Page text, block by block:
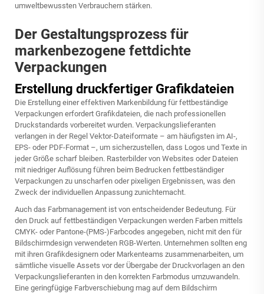
umweltbewussten Verbrauchern stärken.
Der Gestaltungsprozess für
markenbezogene fettdichte
Verpackungen
Erstellung druckfertiger Grafikdateien
Die Erstellung einer effektiven Markenbildung für fettbeständige
Verpackungen erfordert Grafikdateien, die nach professionellen
Druckstandards vorbereitet wurden. Verpackungslieferanten
verlangen in der Regel Vektor-Dateiformate – am häufigsten im AI-,
EPS- oder PDF-Format –, um sicherzustellen, dass Logos und Texte in
jeder Größe scharf bleiben. Rasterbilder von Websites oder Dateien
mit niedriger Auflösung führen beim Bedrucken fettbeständiger
Verpackungen zu unscharfen oder pixeligen Ergebnissen, was den
Zweck der individuellen Anpassung zunichtemacht.
Auch das Farbmanagement ist von entscheidender Bedeutung. Für
den Druck auf fettbeständigen Verpackungen werden Farben mittels
CMYK- oder Pantone-(PMS-)Farbcodes angegeben, nicht mit den für
Bildschirmdesign verwendeten RGB-Werten. Unternehmen sollten eng
mit ihren Grafikdesignern oder Markenteams zusammenarbeiten, um
sämtliche visuelle Assets vor der Übergabe der Druckvorlagen an den
Verpackungslieferanten in den korrekten Farbmodus umzuwandeln.
Eine geringfügige Farbverschiebung mag auf dem Bildschirm